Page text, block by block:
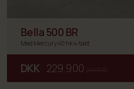
Bella 500 BR
Med Mercury 40 hk 4-takt
DKK 229.900